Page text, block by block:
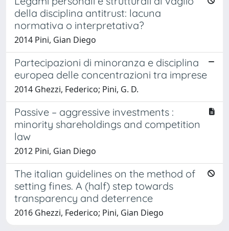
della disciplina antitrust: lacuna
normativa o interpretativa?
2014 Pini, Gian Diego
Partecipazioni di minoranza e disciplina
europea delle concentrazioni tra imprese
2014 Ghezzi, Federico; Pini, G. D.
Passive – aggressive investments :
minority shareholdings and competition
law
2012 Pini, Gian Diego
The italian guidelines on the method of
setting fines. A (half) step towards
transparency and deterrence
2016 Ghezzi, Federico; Pini, Gian Diego